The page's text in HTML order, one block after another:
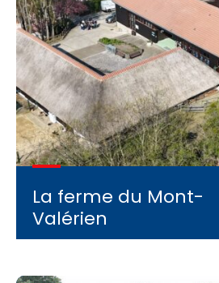
La ferme du Mont-
Valérien